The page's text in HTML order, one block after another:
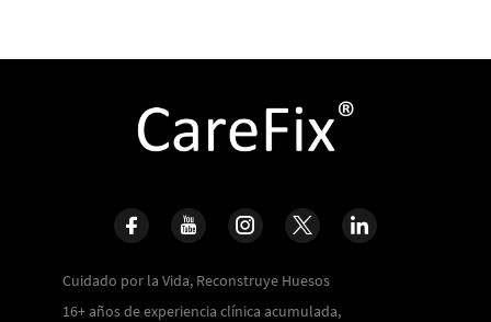
Cuidado por la Vida, Reconstruye Huesos
16+ años de experiencia clínica acumulada,